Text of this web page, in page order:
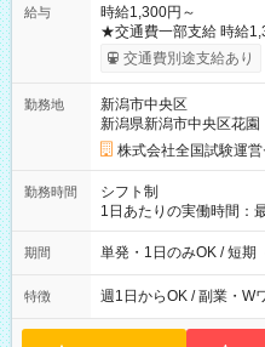
給与
時給1,300円～
★交通費一部支給 時給1,300円～ ※試験・役割により手当あり
※勤務回数により昇給
り！】 希望される場合
例】 ・河合塾模擬試験
×8時間＝日収10,400円
円の場合あり ・国家試
円（役割手当＋100円）×6
間】試用期間なし
交通費別途支給あり
勤務地
新潟市中央区
新潟県新潟市中央区花園
株式会社全国試験運
勤務時間
シフト制
1日あたりの実働時間：
間は 試験により異なり
期間 単発・1日のみOK / 短期
特徴 週1日からOK / 副業・W